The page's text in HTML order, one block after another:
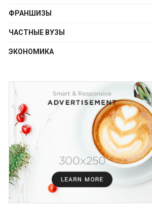
ФРАНШИЗЫ
ЧАСТНЫЕ ВУЗЫ
ЭКОНОМИКА